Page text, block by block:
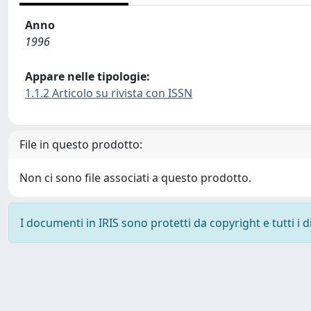
Anno
1996
Appare nelle tipologie:
1.1.2 Articolo su rivista con ISSN
File in questo prodotto:
Non ci sono file associati a questo prodotto.
I documenti in IRIS sono protetti da copyright e tutti i